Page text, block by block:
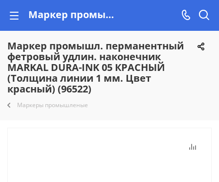
Маркер промышл. перманентный фетровый удлин. наконечник MARKAL DURA-INK 05 КРАСНЫЙ (Толщина линии 1 мм. Цвет красный) (96522) купить недорого на Vishop.by, рассрочка!
Маркер промышл. перманентный
фетровый удлин. наконечник
MARKAL DURA-INK 05 КРАСНЫЙ
(Толщина линии 1 мм. Цвет
красный) (96522)
Маркеры промышленые